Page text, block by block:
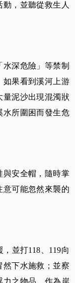
，並聽從救生人
深危險」等禁制
如果看到溪河上游
量泥沙出現混濁狀
水所圍困而發生危
與安全帽，隨時掌
意可能忽然來襲的
並打118、119向
然下水施救；並察